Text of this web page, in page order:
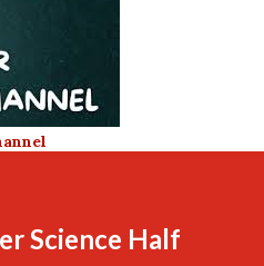
Science Half